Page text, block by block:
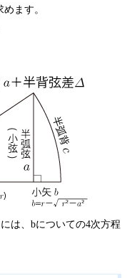
ます。
は、bについての4次方程